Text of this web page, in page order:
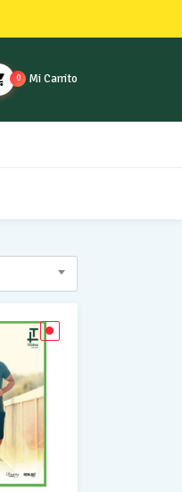
Mi Carrito
0